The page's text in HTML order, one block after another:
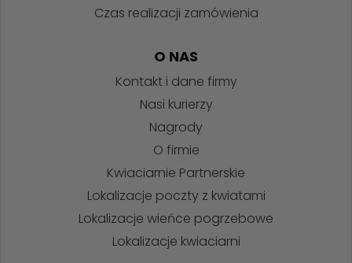
Czas realizacji zamówienia
O NAS
Kontakt i dane firmy
Nasi kurierzy
Nagrody
O firmie
Kwiaciarnie Partnerskie
Lokalizacje poczty z kwiatami
Lokalizacje wieńce pogrzebowe
Lokalizacje kwiaciarni